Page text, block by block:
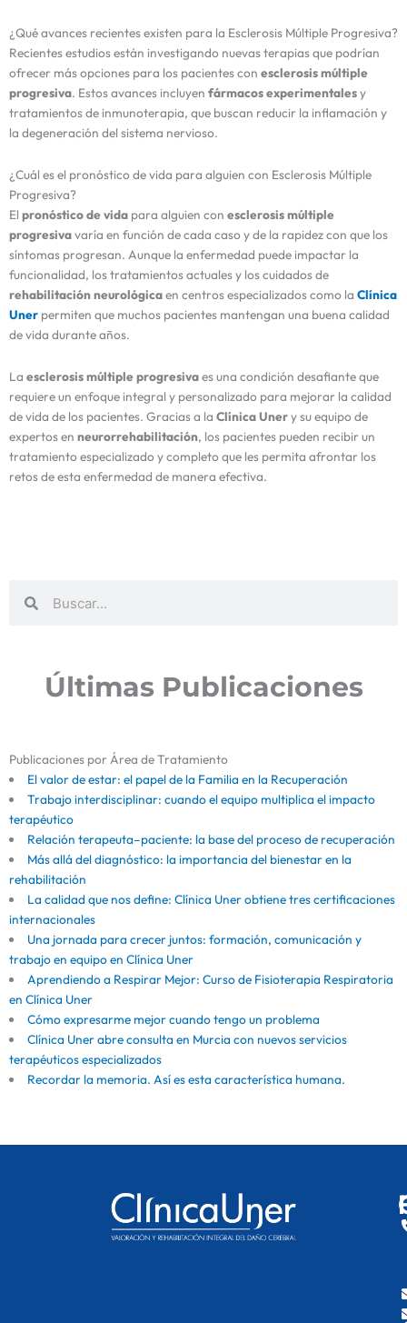
¿Qué avances recientes existen para la Esclerosis Múltiple Progresiva?
Recientes estudios están investigando nuevas terapias que podrían
ofrecer más opciones para los pacientes con esclerosis múltiple
progresiva. Estos avances incluyen fármacos experimentalesy
tratamientos de inmunoterapia, que buscan reducir la inflamación y
la degeneración del sistema nervioso.
¿Cuál es el pronóstico de vida para alguien con Esclerosis Múltiple
Progresiva?
El pronóstico de vida para alguien con esclerosis múltiple
progresivavaría en función de cada caso y de la rapidez con que los
síntomas progresan. Aunque la enfermedad puede impactar la
funcionalidad, los tratamientos actuales y los cuidados de
rehabilitación neurológicaen centros especializados como la Clínica
Uner permiten que muchos pacientes mantengan una buena calidad
de vida durante años.
La esclerosis múltiple progresivaes una condición desafiante que
requiere un enfoque integral y personalizado para mejorar la calidad
de vida de los pacientes. Gracias a la Clínica Unery su equipo de
expertos en neurorrehabilitación, los pacientes pueden recibir un
tratamiento especializado y completo que les permita afrontar los
retos de esta enfermedad de manera efectiva.
Últimas Publicaciones
Publicaciones por Área de Tratamiento
El valor de estar: el papel de la Familia en la Recuperación
Trabajo interdisciplinar: cuando el equipo multiplica el impacto
terapéutico
Relación terapeuta–paciente: la base del proceso de recuperación
Más allá del diagnóstico: la importancia del bienestar en la
rehabilitación
La calidad que nos define: Clínica Uner obtiene tres certificaciones
internacionales
Una jornada para crecer juntos: formación, comunicación y
trabajo en equipo en Clínica Uner
Aprendiendo a Respirar Mejor: Curso de Fisioterapia Respiratoria
en Clínica Uner
Cómo expresarme mejor cuando tengo un problema
Clínica Uner abre consulta en Murcia con nuevos servicios
terapéuticos especializados
Recordar la memoria. Así es esta característica humana.